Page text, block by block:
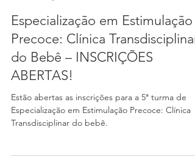
Travessias da Infância
2 de jul. de 2024
Especialização em Estimulação
Precoce: Clínica Transdisciplinar
do Bebê – INSCRIÇÕES
ABERTAS!